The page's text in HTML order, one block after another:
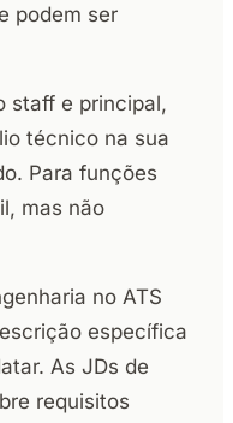
podem ser
staff e principal,
técnico na sua
Para funções
mas não
no ATS
específica
As JDs de
requisitos